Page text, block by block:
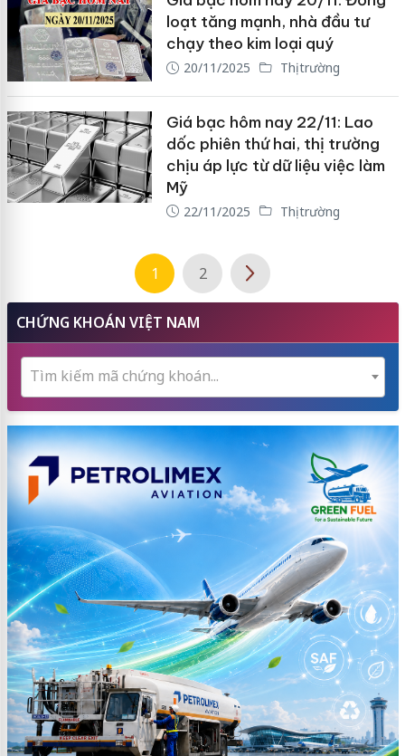
loạt tăng mạnh, nhà đầu tư
chạy theo kim loại quý
20/11/2025 Thị trường
Giá bạc hôm nay 22/11: Lao
dốc phiên thứ hai, thị trường
chịu áp lực từ dữ liệu việc làm
Mỹ
22/11/2025 Thị trường
1 2
CHỨNG KHOÁN VIỆT NAM
Tìm kiếm mã chứng khoán...